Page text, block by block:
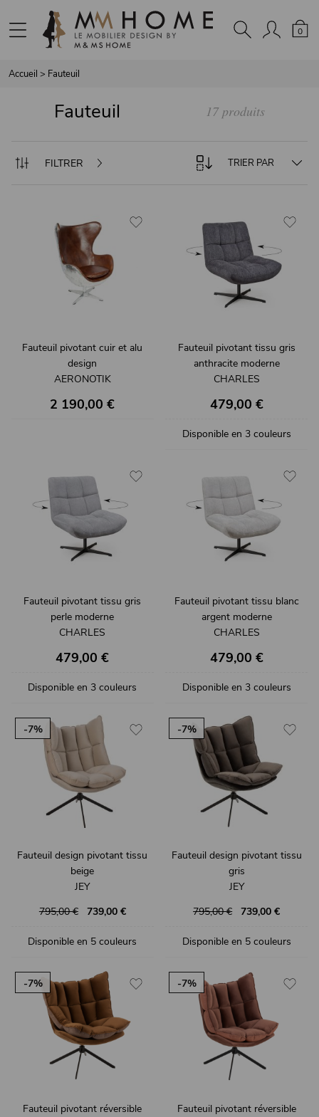
0
Accueil > Fauteuil
Fauteuil 17 produits
FILTRER TRIER PAR
Fauteuil pivotant cuir et alu
design
AERONOTIK
2 190,00 €
Fauteuil pivotant tissu gris
anthracite moderne
CHARLES
479,00 €
Disponible en 3 couleurs
Fauteuil pivotant tissu gris
perle moderne
CHARLES
479,00 €
Disponible en 3 couleurs
Fauteuil pivotant tissu blanc
argent moderne
CHARLES
479,00 €
Disponible en 3 couleurs
-7%
Fauteuil design pivotant tissu
beige
JEY
795,00 €
739,00 €
Disponible en 5 couleurs
-7%
Fauteuil design pivotant tissu
gris
JEY
795,00 €
739,00 €
Disponible en 5 couleurs
-7%
Fauteuil pivotant réversible
-7%
Fauteuil pivotant réversible
Panneau de gestion des cookies